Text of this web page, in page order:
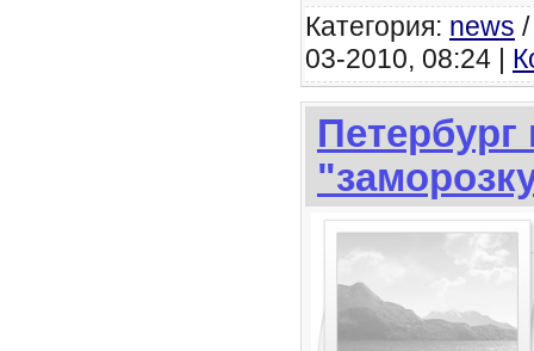
Категория: news
03-2010, 08:24 |
Петербург